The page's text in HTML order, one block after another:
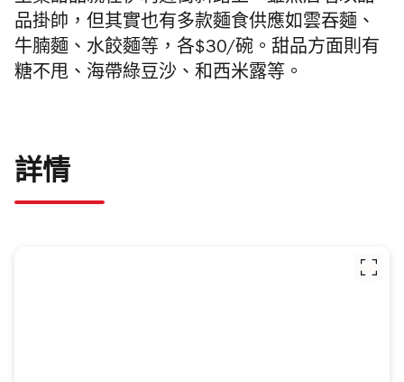
品掛帥，但其實也有多款麵食供應如雲吞麵、
牛腩麵、水餃麵等，各$30/碗。甜品方面則有
糖不甩、海帶綠豆沙、和西米露等。
詳情